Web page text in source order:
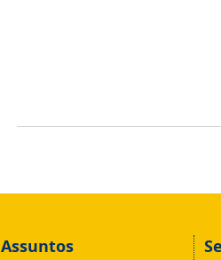
Assuntos